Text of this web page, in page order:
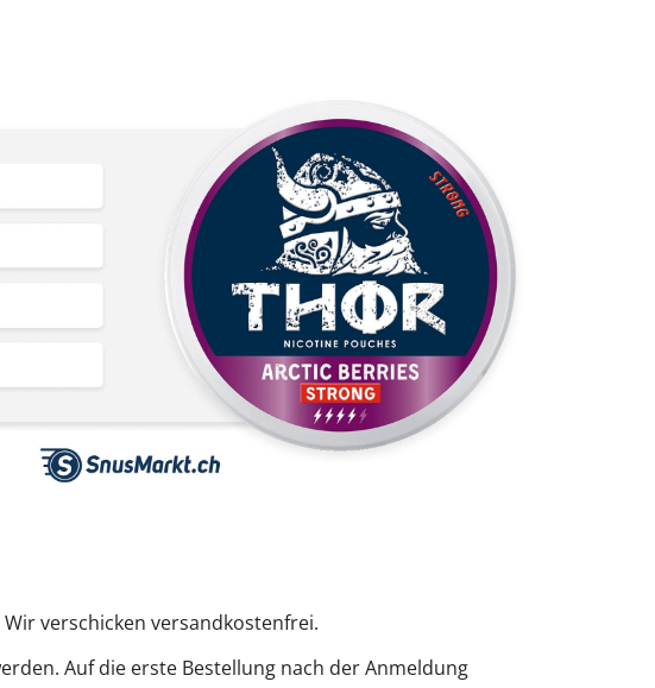
verschicken versandkostenfrei.
Auf die erste Bestellung nach der Anmeldung